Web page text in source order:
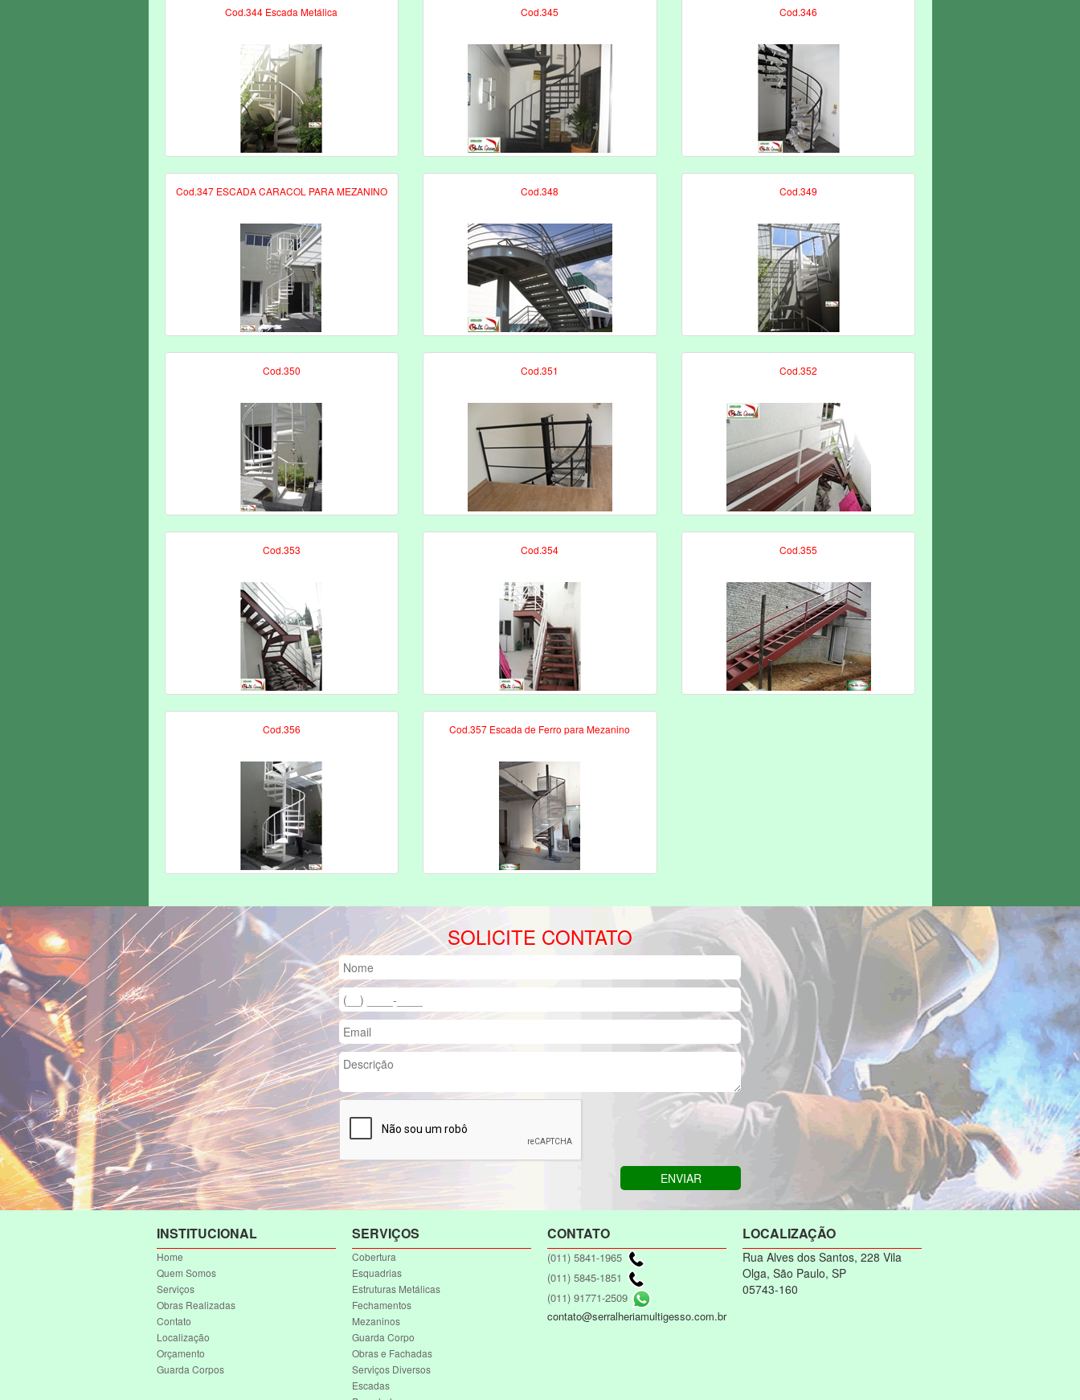
Cod.344 Escada Metálica Cod.345 Cod.346
Cod.347 ESCADA CARACOL PARA MEZANINO Cod.348 Cod.349
Cod.350 Cod.351 Cod.352
Cod.353 Cod.354 Cod.355
Cod.356 Cod.357 Escada de Ferro para Mezanino
SOLICITE CONTATO
INSTITUCIONAL
Home
Quem Somos
Serviços
Obras Realizadas
Contato
Localização
Orçamento
Guarda Corpos
SERVIÇOS
Cobertura
Esquadrias
Estruturas Metálicas
Fechamentos
Mezaninos
Guarda Corpo
Obras e Fachadas
Serviços Diversos
Escadas
CONTATO
(011) 5841-1965
(011) 5845-1851
(011) 91771-2509
contato@serralheriamultigesso.com.br
LOCALIZAÇÃO
Rua Alves dos Santos, 228 Vila
Olga, São Paulo, SP
05743-160